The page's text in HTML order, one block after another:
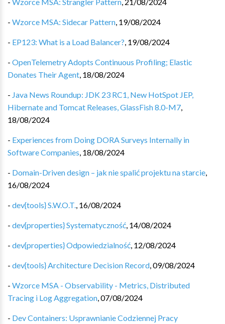
- Wzorce MSA: Sidecar Pattern, 19/08/2024
- EP123: What is a Load Balancer?, 19/08/2024
- OpenTelemetry Adopts Continuous Profiling; Elastic
Donates Their Agent, 18/08/2024
- Java News Roundup: JDK 23 RC1, New HotSpot JEP,
Hibernate and Tomcat Releases, GlassFish 8.0-M7,
18/08/2024
- Experiences from Doing DORA Surveys Internally in
Software Companies, 18/08/2024
- Domain-Driven design – jak nie spalić projektu na starcie,
16/08/2024
- dev{tools} S.W.O.T., 16/08/2024
- dev{properties} Systematyczność, 14/08/2024
- dev{properties} Odpowiedzialność, 12/08/2024
- dev{tools} Architecture Decision Record,09/08/2024
- Wzorce MSA - Observability - Metrics, Distributed
Tracing i Log Aggregation,07/08/2024
- Dev Containers: Usprawnianie Codziennej Pracy